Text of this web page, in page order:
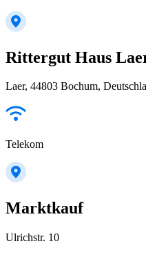
Rittergut Haus
Laer, 44803 Bochum,
Telekom
Marktkauf
Ulrichstr. 10